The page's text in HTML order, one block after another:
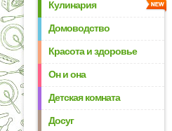
Кулинария
Домоводство
Красота и здоровье
Он и она
Детская комната
Досуг